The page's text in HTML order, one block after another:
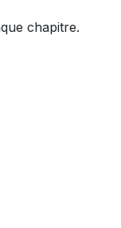
chapitre.